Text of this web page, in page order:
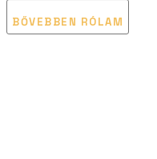
BŐVEBBEN RÓLAM